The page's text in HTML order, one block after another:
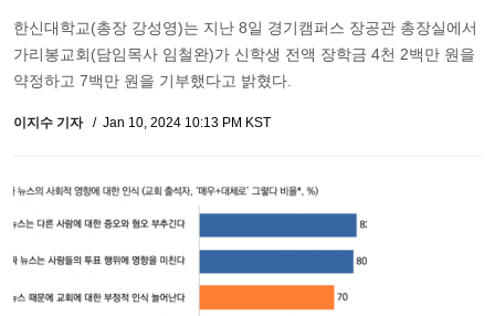
한신대학교(총장 강성영)는 지난 8일 경기캠퍼스 장공관 총장실에서
가리봉교회(담임목사 임철완)가 신학생 전액 장학금 4천 2백만 원을
약정하고 7백만 원을 기부했다고 밝혔다.
이지수 기자 Jan 10, 2024 10:13 PM KST